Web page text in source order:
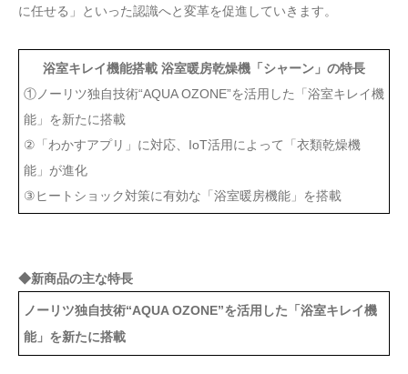
に任せる」といった認識へと変革を促進していきます。
浴室キレイ機能搭載 浴室暖房乾燥機「シャーン」の特長
①ノーリツ独自技術“AQUA OZONE”を活用した「浴室キレイ機
能」を新たに搭載
②「わかすアプリ」に対応、IoT活用によって「衣類乾燥機
能」が進化
③ヒートショック対策に有効な「浴室暖房機能」を搭載
◆新商品の主な特長
ノーリツ独自技術“AQUA OZONE”を活用した「浴室キレイ機
能」を新たに搭載